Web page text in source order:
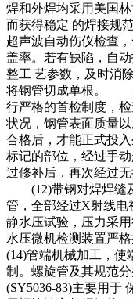
焊和外焊均采用美国
而获得稳定 的焊接
超声波自动伤仪检查
盖率。若有缺陷，自
整工 艺参数，及时
将钢管切成单根。
行严格的首检制度，
状况，钢管表面质量
合格后，才能正式投
标记的部位，经过手
过修补后，再次经过
(12)带钢对焊焊缝
管，全部经过X射线
静水压试验，压力采
水压微机检测装置严
(14)管端机械加工，使
制。螺旋管及其规范
(SY5036-83)主要用于